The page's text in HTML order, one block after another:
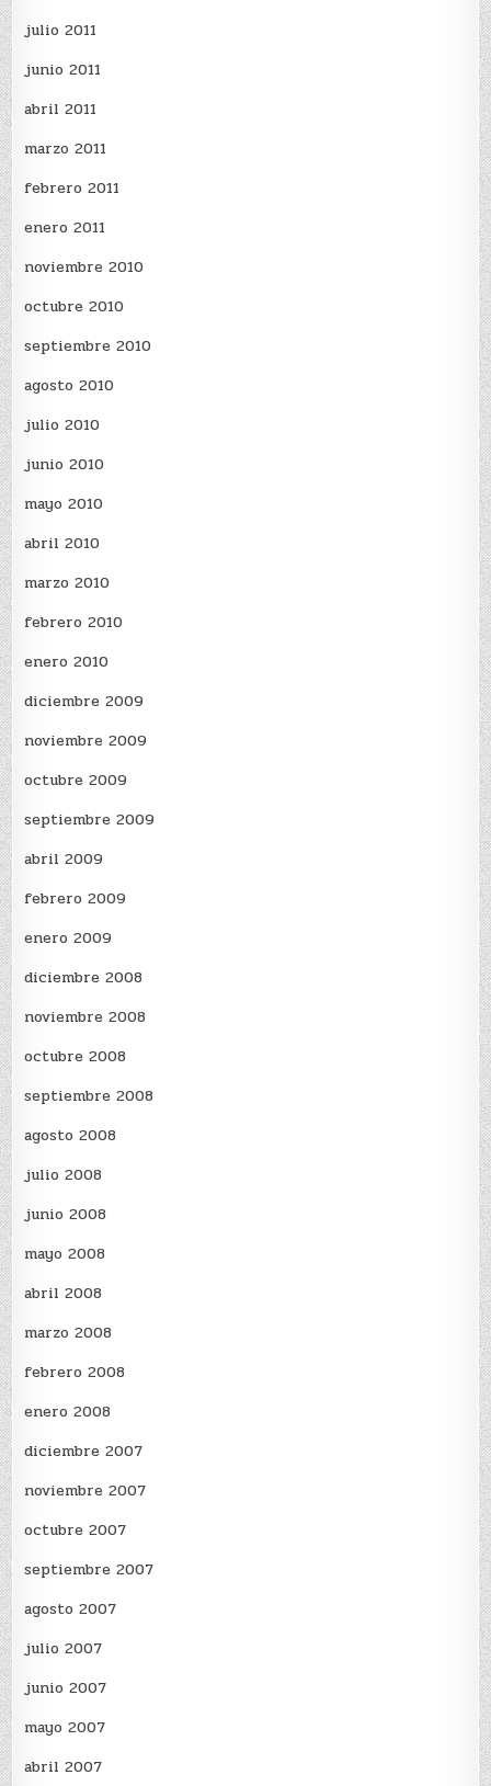
julio 2011
junio 2011
abril 2011
marzo 2011
febrero 2011
enero 2011
noviembre 2010
octubre 2010
septiembre 2010
agosto 2010
julio 2010
junio 2010
mayo 2010
abril 2010
marzo 2010
febrero 2010
enero 2010
diciembre 2009
noviembre 2009
octubre 2009
septiembre 2009
abril 2009
febrero 2009
enero 2009
diciembre 2008
noviembre 2008
octubre 2008
septiembre 2008
agosto 2008
julio 2008
junio 2008
mayo 2008
abril 2008
marzo 2008
febrero 2008
enero 2008
diciembre 2007
noviembre 2007
octubre 2007
septiembre 2007
agosto 2007
julio 2007
junio 2007
mayo 2007
abril 2007